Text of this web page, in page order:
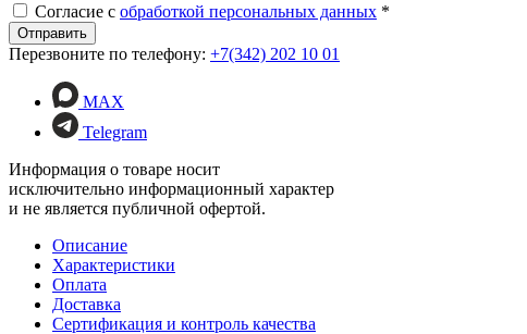
Согласие с обработкой персональных данных *
Перезвоните по телефону: +7(342) 202 10 01
MAX
Telegram
Информация о товаре носит
исключительно информационный характер
и не является публичной офертой.
Описание
Характеристики
Оплата
Доставка
Сертификация и контроль качества